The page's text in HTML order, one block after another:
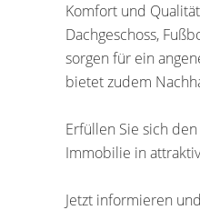
Komfort und
Dachgeschoss,
sorgen für ein
bietet zudem
Erfüllen Sie sich
Immobilie in
Jetzt informieren